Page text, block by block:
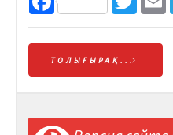
ТОЛЫҒЫРАҚ...